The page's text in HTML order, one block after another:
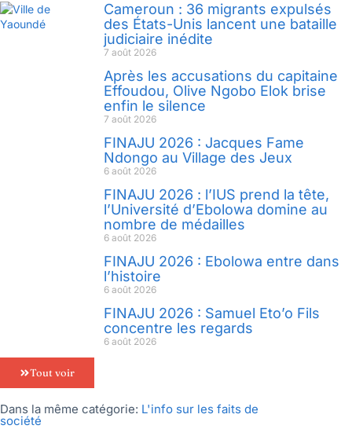
Cameroun : 36 migrants expulsés
des États-Unis lancent une bataille
judiciaire inédite
7 août 2026
Après les accusations du capitaine
Effoudou, Olive Ngobo Elok brise
enfin le silence
7 août 2026
FINAJU 2026 : Jacques Fame
Ndongo au Village des Jeux
6 août 2026
FINAJU 2026 : l’IUS prend la tête,
l’Université d’Ebolowa domine au
nombre de médailles
6 août 2026
FINAJU 2026 : Ebolowa entre dans
l’histoire
6 août 2026
FINAJU 2026 : Samuel Eto’o Fils
concentre les regards
6 août 2026
Tout voir
Dans la même catégorie: L'info sur les faits de
société